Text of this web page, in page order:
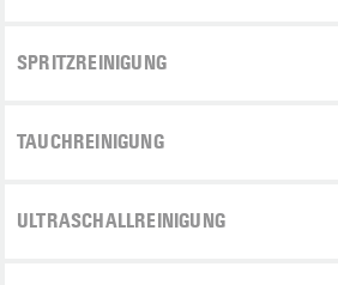
SPRITZREINIGUNG
TAUCHREINIGUNG
ULTRASCHALLREINIGUNG